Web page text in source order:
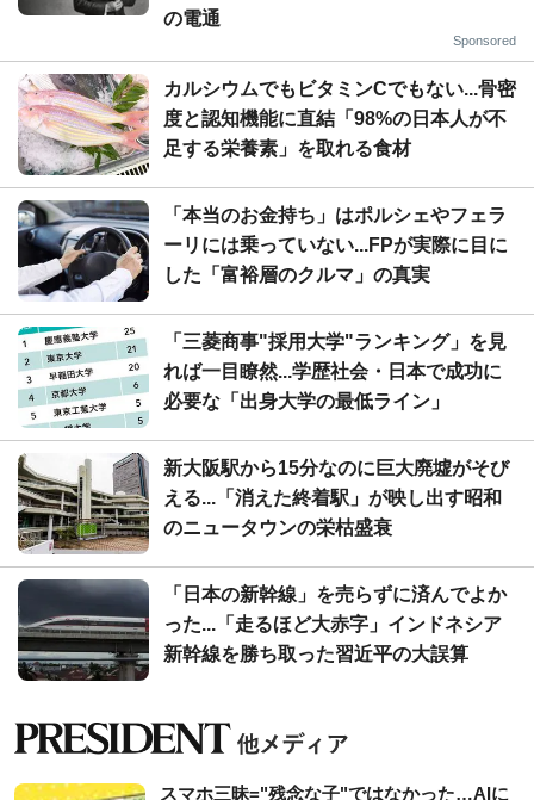
の電通
Sponsored
カルシウムでもビタミンCでもない...骨密
度と認知機能に直結「98%の日本人が不
足する栄養素」を取れる食材
「本当のお金持ち」はポルシェやフェラ
ーリには乗っていない...FPが実際に目に
した「富裕層のクルマ」の真実
「三菱商事"採用大学"ランキング」を見
れば一目瞭然...学歴社会・日本で成功に
必要な「出身大学の最低ライン」
新大阪駅から15分なのに巨大廃墟がそび
える...「消えた終着駅」が映し出す昭和
のニュータウンの栄枯盛衰
「日本の新幹線」を売らずに済んでよか
った...「走るほど大赤字」インドネシア
新幹線を勝ち取った習近平の大誤算
スマホ三昧="残念な子"ではなかった…AIに